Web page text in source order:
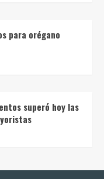
para orégano
superó hoy las